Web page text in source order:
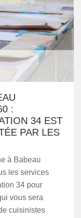
:
34 EST
PAR LES
à Babeau
les services
34 pour
vous sera
cuisinistes